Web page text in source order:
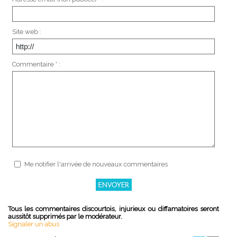
Site web :
Commentaire * :
Me notifier l'arrivée de nouveaux commentaires
Tous les commentaires discourtois, injurieux ou diffamatoires seront
aussitôt supprimés par le modérateur.
Signaler un abus